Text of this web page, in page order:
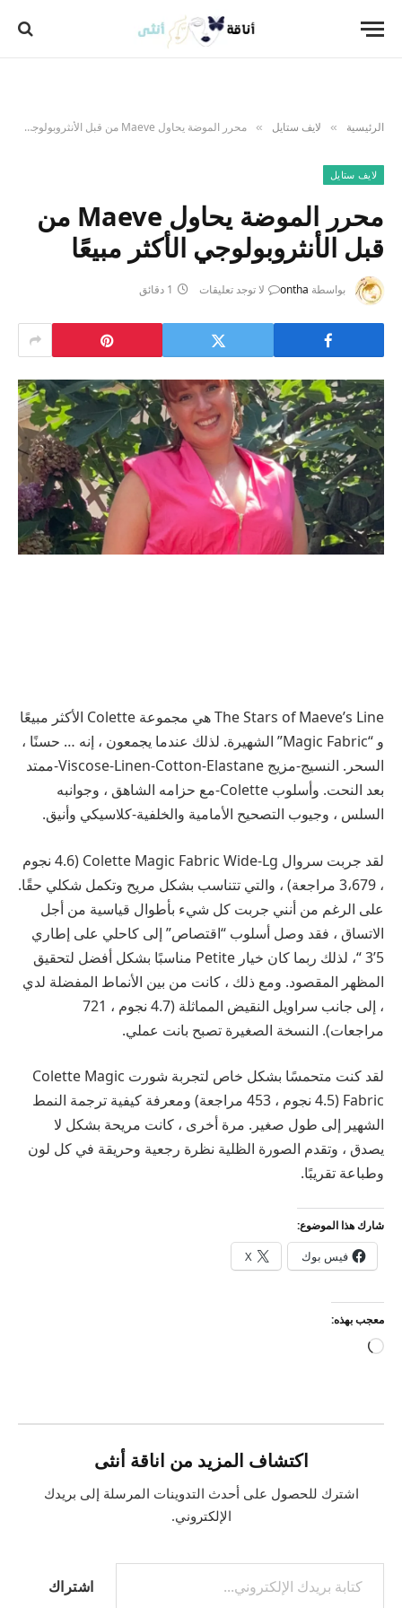
الرئيسية » لايف ستايل » محرر الموضة يحاول Maeve من قبل الأنثروبولوجي الأكثر مبيعًا
لايف ستايل
محرر الموضة يحاول Maeve من
قبل الأنثروبولوجي الأكثر مبيعًا
بواسطة ontha لا توجد تعليقات 1 دقائق
The Stars of Maeve’s Line هي مجموعة Colette الأكثر مبيعًا
و “Magic Fabric” الشهيرة. لذلك عندما يجمعون ، إنه … حسنًا ،
السحر. النسيج-مزيج Viscose-Linen-Cotton-Elastane-ممتد
بعد النحت. وأسلوب Colette-مع حزامه الشاهق ، وجوانبه
السلس ، وجيوب التصحيح الأمامية والخلفية-كلاسيكي وأنيق.
لقد جربت سروال Colette Magic Fabric Wide-Lg (4.6 نجوم
، 3،679 مراجعة) ، والتي تتناسب بشكل مريح وتكمل شكلي حقًا.
على الرغم من أنني جربت كل شيء بأطوال قياسية من أجل
الاتساق ، فقد وصل أسلوب “اقتصاص” إلى كاحلي على إطاري
5’3 “، لذلك ربما كان خيار Petite مناسبًا بشكل أفضل لتحقيق
المظهر المقصود. ومع ذلك ، كانت من بين الأنماط المفضلة لدي
، إلى جانب سراويل النقيض المماثلة (4.7 نجوم ، 721
مراجعات). النسخة الصغيرة تصبح بانت عملي.
لقد كنت متحمسًا بشكل خاص لتجربة شورت Colette Magic
Fabric (4.5 نجوم ، 453 مراجعة) ومعرفة كيفية ترجمة النمط
الشهير إلى طول صغير. مرة أخرى ، كانت مريحة بشكل لا
يصدق ، وتقدم الصورة الظلية نظرة رجعية وحريقة في كل لون
وطباعة تقريبًا.
شارك هذا الموضوع:
فيس بوك X
معجب بهذه:
جاري
اكتشاف المزيد من اناقة أنثى
اشترك للحصول على أحدث التدوينات المرسلة إلى بريدك
الإلكتروني.
كتابة بريدك الإلكتروني...
اشتراك